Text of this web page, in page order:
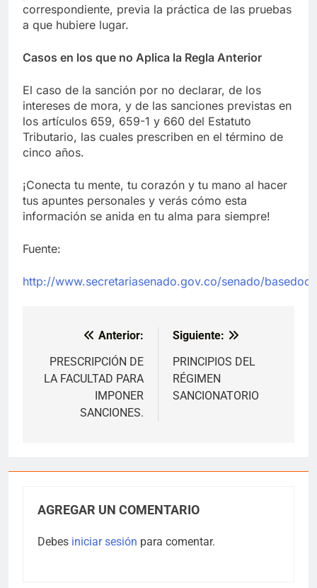
correspondiente, previa la práctica de las pruebas
a que hubiere lugar.
Casos en los que no Aplica la Regla Anterior
El caso de la sanción por no declarar, de los
intereses de mora, y de las sanciones previstas en
los artículos 659, 659-1 y 660 del Estatuto
Tributario, las cuales prescriben en el término de
cinco años.
¡Conecta tu mente, tu corazón y tu mano al hacer
tus apuntes personales y verás cómo esta
información se anida en tu alma para siempre!
Fuente:
http://www.secretariasenado.gov.co/senado/
Navegación
de
entradas
Anterior:
PRESCRIPCIÓN DE
LA FACULTAD PARA
IMPONER
SANCIONES.
Siguiente:
PRINCIPIOS DEL
RÉGIMEN
SANCIONATORIO
AGREGAR UN COMENTARIO
Debes iniciar sesión para comentar.